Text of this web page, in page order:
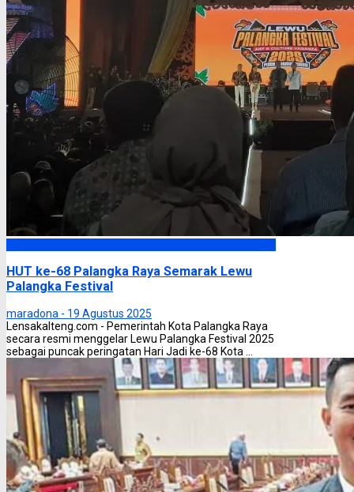
HUT ke-68 Palangka Raya Semarak Lewu
Palangka Festival
maradona - 19 Agustus 2025
Lensakalteng.com - Pemerintah Kota Palangka Raya
secara resmi menggelar Lewu Palangka Festival 2025
sebagai puncak peringatan Hari Jadi ke-68 Kota ...